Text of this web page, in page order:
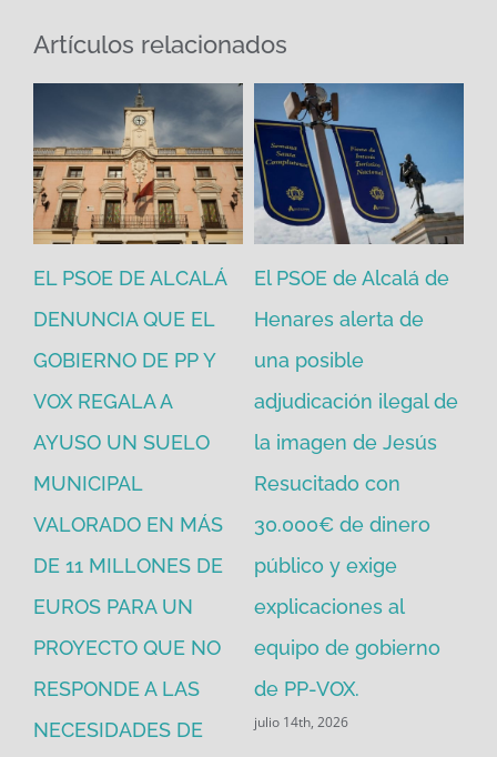
Artículos relacionados
EL PSOE DE ALCALÁ
DENUNCIA QUE EL
GOBIERNO DE PP Y
VOX REGALA A
AYUSO UN SUELO
MUNICIPAL
VALORADO EN MÁS
DE 11 MILLONES DE
EUROS PARA UN
PROYECTO QUE NO
RESPONDE A LAS
NECESIDADES DE
El PSOE de Alcalá de
Henares alerta de
una posible
adjudicación ilegal de
la imagen de Jesús
Resucitado con
30.000€ de dinero
público y exige
explicaciones al
equipo de gobierno
de PP-VOX.
julio 14th, 2026